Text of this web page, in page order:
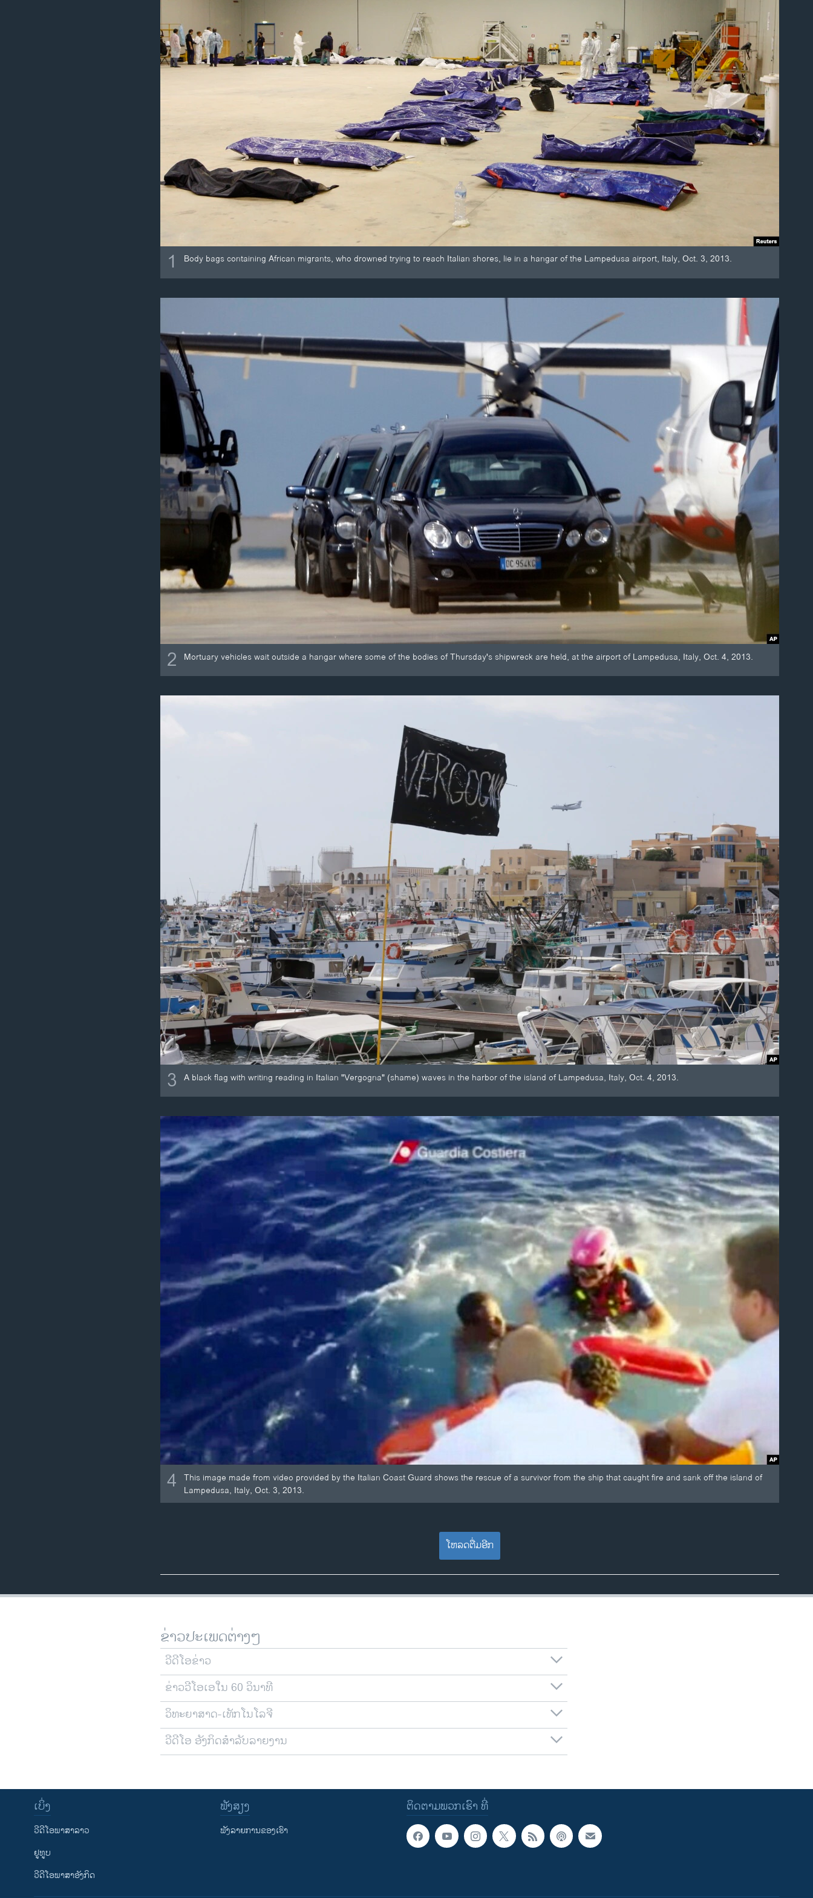
1 Body bags containing African migrants, who drowned trying to reach Italian shores, lie in a hangar of the Lampedusa airport, Italy, Oct. 3, 2013.
2 Mortuary vehicles wait outside a hangar where some of the bodies of Thursday's shipwreck are held, at the airport of Lampedusa, Italy, Oct. 4, 2013.
3 A black flag with writing reading in Italian "Vergogna" (shame) waves in the harbor of the island of Lampedusa, Italy, Oct. 4, 2013.
4 This image made from video provided by the Italian Coast Guard shows the rescue of a survivor from the ship that caught fire and sank off the island of
Lampedusa, Italy, Oct. 3, 2013.
ໂຫລດຕື່ມອີກ
ຂ່າວປະເພດຕ່າງໆ
ວີດີໂອຂ່າວ
ຂ່າວວີໂອເອໃນ 60 ວິນາທີ
ວິທະຍາສາດ-ເທັກໂນໂລຈີ
ວີດີໂອ ອັງກິດສຳລັບລາຍງານ
ຕິດຕາມພວກເຮົາ ທີ່
ເບິ່ງ
ວີດີໂອພາສາລາວ
ຢູທູບ
ວີດີໂອພາສາອັງກິດ
ຟັງສຽງ
ຟັງລາຍການຂອງເຮົາ